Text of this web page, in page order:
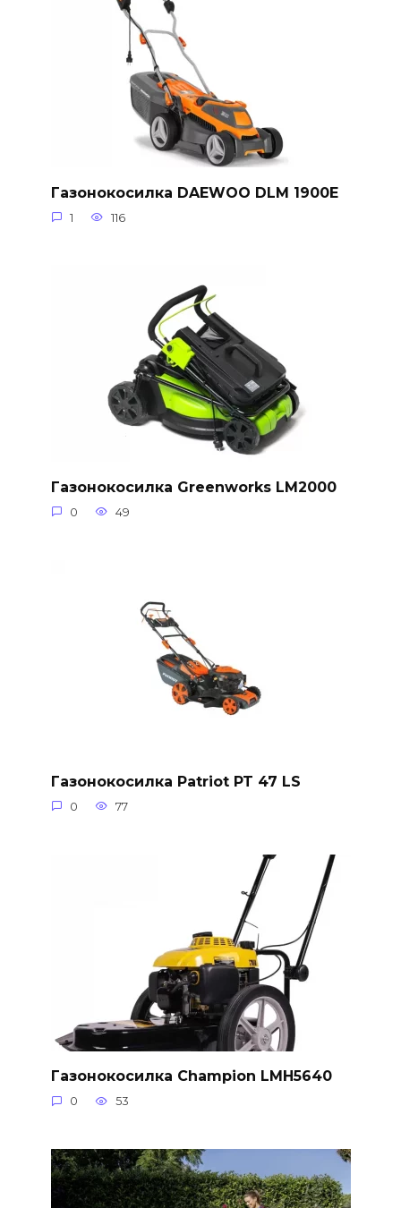
Газонокосилка DAEWOO DLM 1900E
1 116
Газонокосилка Greenworks LM2000
0 49
Газонокосилка Patriot PT 47 LS
0 77
Газонокосилка Champion LMH5640
0 53